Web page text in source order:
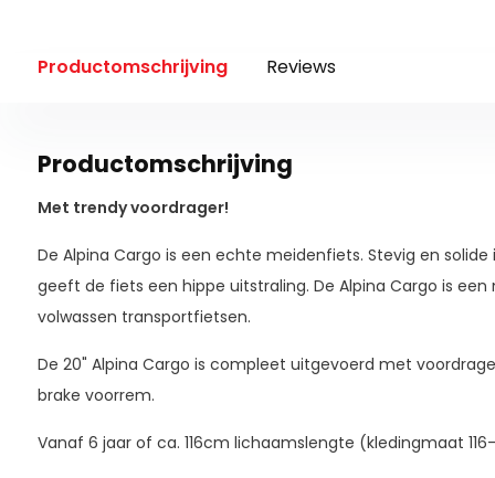
Productomschrijving Reviews
Productomschrijving
Met trendy voordrager!
De Alpina Cargo is een echte meidenfiets. Stevig en solide
geeft de fiets een hippe uitstraling. De Alpina Cargo is
volwassen transportfietsen.
De 20" Alpina Cargo is compleet uitgevoerd met
brake voorrem.
Vanaf 6 jaar of ca. 116cm lichaamslengte (kledingmaat